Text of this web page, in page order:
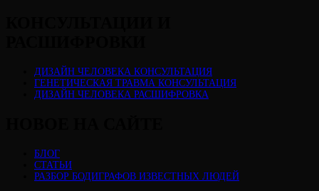
ДИЗАЙН ЧЕЛОВЕКА КОНСУЛЬТАЦИЯ
ГЕНЕТИЧЕСКАЯ ТРАВМА КОНСУЛЬТАЦИЯ
ДИЗАЙН ЧЕЛОВЕКА РАСШИФРОВКА
БЛОГ
СТАТЬИ
РАЗБОР БОДИГРАФОВ ИЗВЕСТНЫХ ЛЮДЕЙ